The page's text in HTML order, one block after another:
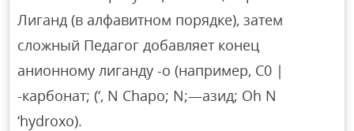
Лиганд (в алфавитном порядке), затем
сложный Педагог добавляет конец
анионному лиганду -о (например, С0 |
-карбонат; (‘, N Chapo; N;—азид; Oh N
‘hydroxo).